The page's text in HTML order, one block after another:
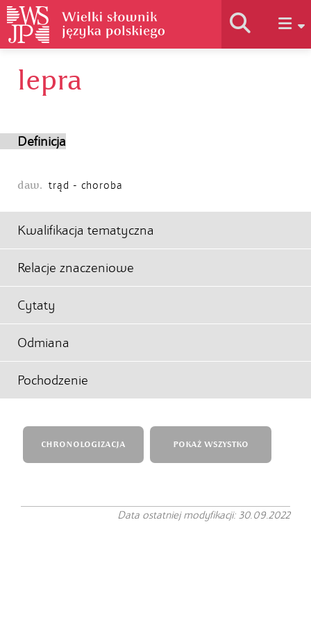
lepra
Definicja
daw. trąd - choroba
Kwalifikacja tematyczna
Relacje znaczeniowe
Cytaty
Odmiana
Pochodzenie
CHRONOLOGIZACJA POKAŻ WSZYSTKO
Data ostatniej modyfikacji: 30.09.2022